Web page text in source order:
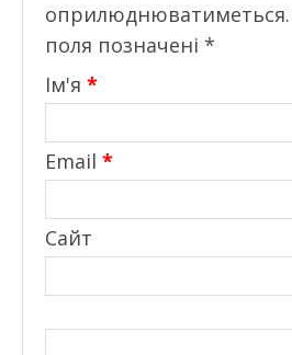
оприлюднюватиметься.
поля позначені *
Ім'я *
Email *
Сайт